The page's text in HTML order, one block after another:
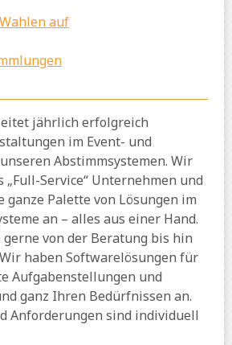
auf
jährlich erfolgreich
im Event- und
Abstimmsystemen. Wir
Service“ Unternehmen und
Palette von Lösungen im
an – alles aus einer Hand.
von der Beratung bis hin
haben Softwarelösungen für
Aufgabenstellungen und
ganz Ihren Bedürfnissen an.
Anforderungen sind individuell